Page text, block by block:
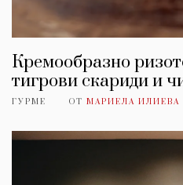
Кремообразно
тигрови скариди и
ГУРМЕ ОТ МАРИЕЛА ИЛИЕВА